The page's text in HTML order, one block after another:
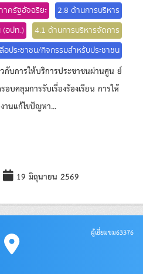
าครัฐอัจฉริยะ
2.8 ด้านการบริหาร
(อปท.)
4.1 ด้านการบริหารจัดการ
อประชาชน/กิจกรรมสำหรับประชาชน
กับการให้บริการประชาชนผ่านศูน ย์
บคลุมการรับเรื่องร้องเรียน การให้
านแก้ไขปัญหา...
19 มิถุนายน 2569
ผู้เยี่ยมชม63376